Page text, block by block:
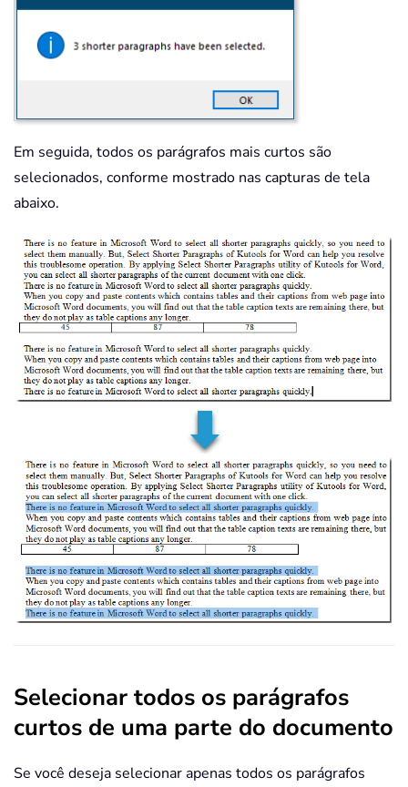
Em seguida, todos os parágrafos mais curtos são
selecionados, conforme mostrado nas capturas de tela
abaixo.
Selecionar todos os parágrafos
curtos de uma parte do documento
Se você deseja selecionar apenas todos os parágrafos